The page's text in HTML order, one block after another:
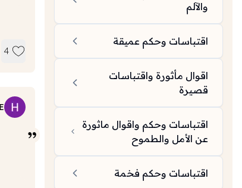
والآلم
اقتباسات وحكم عميقة
اقوال مأثورة واقتباسات
قصيرة
اقتباسات وحكم واقوال ماثورة
عن الأمل والطموح
اقتباسات وحكم فخمة
4